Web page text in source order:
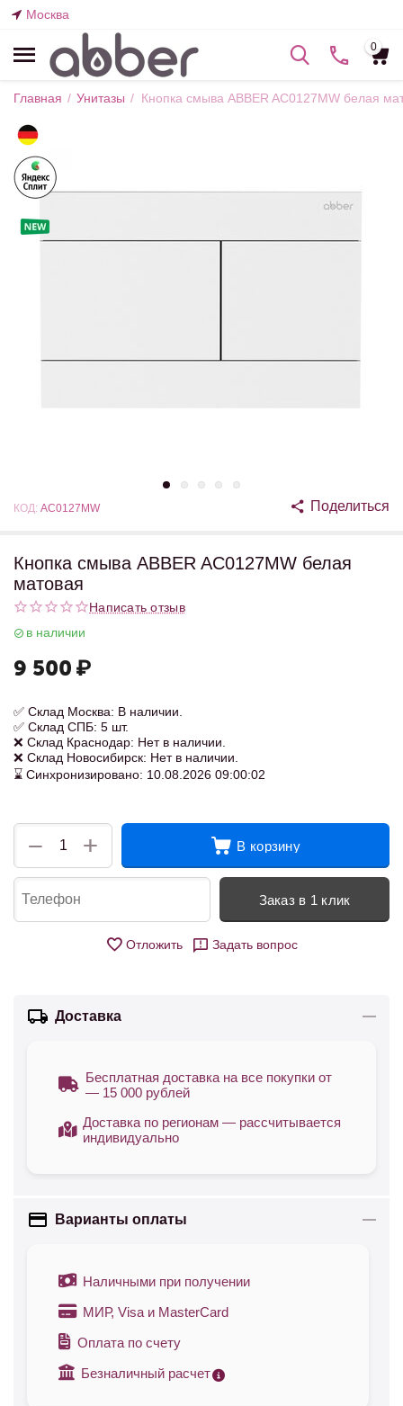
Москва
0
Главная / Унитазы / Кнопка смыва ABBER AC0127MW белая
КОД: AC0127MW Поделиться
Кнопка смыва ABBER AC0127MW белая
матовая
Написать отзыв
в наличии
9 500 ₽
✅ Склад Москва: В наличии.
✅ Склад СПБ: 5 шт.
❌ Склад Краснодар: Нет в наличии.
❌ Склад Новосибирск: Нет в наличии.
⌛ Синхронизировано: 10.08.2026 09:00:02
+
− В корзину
Заказ в 1 клик
Отложить Задать вопрос
Доставка
Бесплатная доставка на все покупки от
— 15 000 рублей
Доставка по регионам — рассчитывается
индивидуально
Варианты оплаты
Наличными при получении
МИР, Visa и MasterCard
Оплата по счету
Безналичный расчет